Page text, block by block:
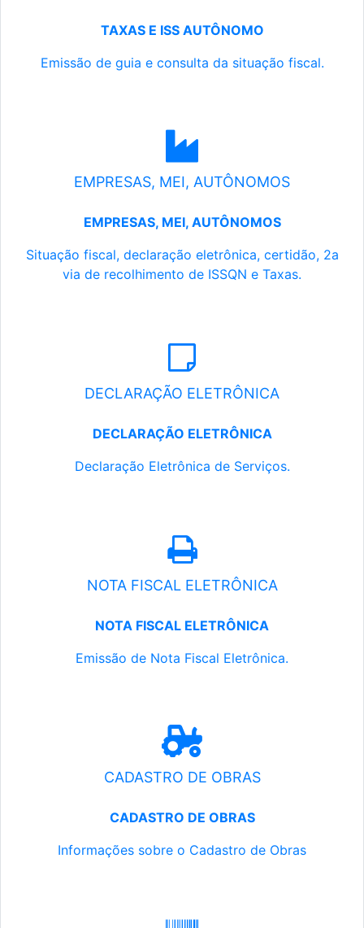
TAXAS E ISS AUTÔNOMO
Emissão de guia e consulta da situação fiscal.
EMPRESAS, MEI, AUTÔNOMOS
EMPRESAS, MEI, AUTÔNOMOS
Situação fiscal, declaração eletrônica, certidão, 2a
via de recolhimento de ISSQN e Taxas.
DECLARAÇÃO ELETRÔNICA
DECLARAÇÃO ELETRÔNICA
Declaração Eletrônica de Serviços.
NOTA FISCAL ELETRÔNICA
NOTA FISCAL ELETRÔNICA
Emissão de Nota Fiscal Eletrônica.
CADASTRO DE OBRAS
CADASTRO DE OBRAS
Informações sobre o Cadastro de Obras